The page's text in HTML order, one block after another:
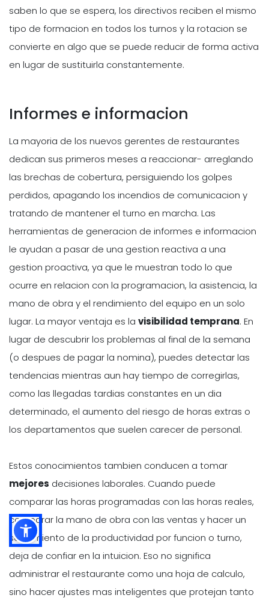
saben lo que se espera, los directivos reciben el mismo
tipo de formacion en todos los turnos y la rotacion se
convierte en algo que se puede reducir de forma activa
en lugar de sustituirla constantemente.
Informes e informacion
La mayoria de los nuevos gerentes de restaurantes
dedican sus primeros meses a reaccionar- arreglando
las brechas de cobertura, persiguiendo los golpes
perdidos, apagando los incendios de comunicacion y
tratando de mantener el turno en marcha. Las
herramientas de generacion de informes e informacion
le ayudan a pasar de una gestion reactiva a una
gestion proactiva, ya que le muestran todo lo que
ocurre en relacion con la programacion, la asistencia, la
mano de obra y el rendimiento del equipo en un solo
lugar. La mayor ventaja es la visibilidad temprana. En
lugar de descubrir los problemas al final de la semana
(o despues de pagar la nomina), puedes detectar las
tendencias mientras aun hay tiempo de corregirlas,
como las llegadas tardias constantes en un dia
determinado, el aumento del riesgo de horas extras o
los departamentos que suelen carecer de personal.
Estos conocimientos tambien conducen a tomar
mejores decisiones laborales. Cuando puede
comparar las horas programadas con las horas reales,
comparar la mano de obra con las ventas y hacer un
seguimiento de la productividad por funcion o turno,
deja de confiar en la intuicion. Eso no significa
administrar el restaurante como una hoja de calculo,
sino hacer ajustes mas inteligentes que protejan tanto